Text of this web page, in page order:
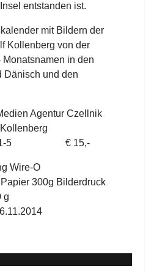
entstanden ist.
mit Bildern der
Kollenberg von der
in den
Dänisch und den
Agentur Czellnik
1-5 € 15,-
Wire-O
300g Bilderdruck
g